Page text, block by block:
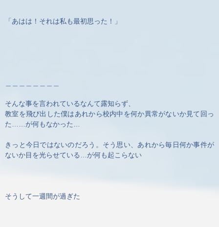
「あはは！それは私も最初思った！」
そんな事を言われているなんて露知らず、
教室を飛び出した僕はあれから校内中を何か異常がないか見て回っ
た……が何もなかった…
きっと今日ではないのだろう。そう思い、あれから毎日何か事件が
ないか目を光らせている…が何も起こらない
そうして一週間が過ぎた